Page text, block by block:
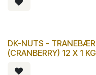
DK-NUTS - TRANEBÆR
(CRANBERRY) 12 X 1 KG